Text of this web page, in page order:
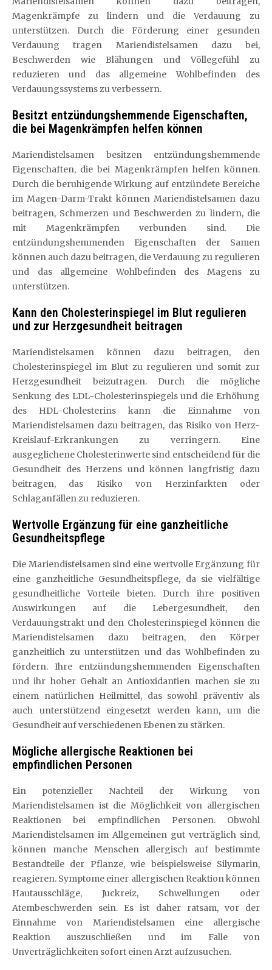
Magenkrämpfe zu lindern und die Verdauung zu
unterstützen. Durch die Förderung einer gesunden
Verdauung tragen Mariendistelsamen dazu bei,
Beschwerden wie Blähungen und Völlegefühl zu
reduzieren und das allgemeine Wohlbefinden des
Verdauungssystems zu verbessern.
Besitzt entzündungshemmende Eigenschaften,
die bei Magenkrämpfen helfen können
Mariendistelsamen besitzen entzündungshemmende
Eigenschaften, die bei Magenkrämpfen helfen können.
Durch die beruhigende Wirkung auf entzündete Bereiche
im Magen-Darm-Trakt können Mariendistelsamen dazu
beitragen, Schmerzen und Beschwerden zu lindern, die
mit Magenkrämpfen verbunden sind. Die
entzündungshemmenden Eigenschaften der Samen
können auch dazu beitragen, die Verdauung zu regulieren
und das allgemeine Wohlbefinden des Magens zu
unterstützen.
Kann den Cholesterinspiegel im Blut regulieren
und zur Herzgesundheit beitragen
Mariendistelsamen können dazu beitragen, den
Cholesterinspiegel im Blut zu regulieren und somit zur
Herzgesundheit beizutragen. Durch die mögliche
Senkung des LDL-Cholesterinspiegels und die Erhöhung
des HDL-Cholesterins kann die Einnahme von
Mariendistelsamen dazu beitragen, das Risiko von Herz-
Kreislauf-Erkrankungen zu verringern. Eine
ausgeglichene Cholesterinwerte sind entscheidend für die
Gesundheit des Herzens und können langfristig dazu
beitragen, das Risiko von Herzinfarkten oder
Schlaganfällen zu reduzieren.
Wertvolle Ergänzung für eine ganzheitliche
Gesundheitspflege
Die Mariendistelsamen sind eine wertvolle Ergänzung für
eine ganzheitliche Gesundheitspflege, da sie vielfältige
gesundheitliche Vorteile bieten. Durch ihre positiven
Auswirkungen auf die Lebergesundheit, den
Verdauungstrakt und den Cholesterinspiegel können die
Mariendistelsamen dazu beitragen, den Körper
ganzheitlich zu unterstützen und das Wohlbefinden zu
fördern. Ihre entzündungshemmenden Eigenschaften
und ihr hoher Gehalt an Antioxidantien machen sie zu
einem natürlichen Heilmittel, das sowohl präventiv als
auch unterstützend eingesetzt werden kann, um die
Gesundheit auf verschiedenen Ebenen zu stärken.
Mögliche allergische Reaktionen bei
empfindlichen Personen
Ein potenzieller Nachteil der Wirkung von
Mariendistelsamen ist die Möglichkeit von allergischen
Reaktionen bei empfindlichen Personen. Obwohl
Mariendistelsamen im Allgemeinen gut verträglich sind,
können manche Menschen allergisch auf bestimmte
Bestandteile der Pflanze, wie beispielsweise Silymarin,
reagieren. Symptome einer allergischen Reaktion können
Hautausschläge, Juckreiz, Schwellungen oder
Atembeschwerden sein. Es ist daher ratsam, vor der
Einnahme von Mariendistelsamen eine allergische
Reaktion auszuschließen und im Falle von
Unverträglichkeiten sofort einen Arzt aufzusuchen.